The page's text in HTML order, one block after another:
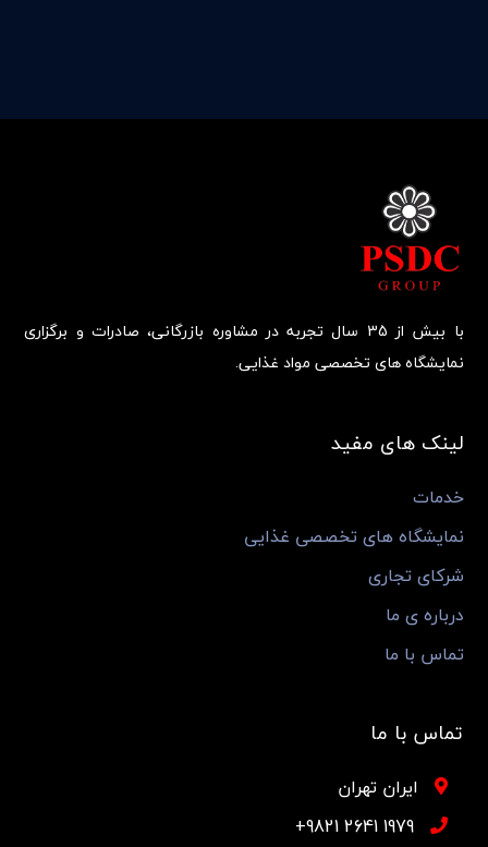
با بیش از 35 سال تجربه در مشاوره بازرگانی، صادرات و برگزاری
نمایشگاه های تخصصی مواد غذایی.
لینک های مفید
خدمات
نمایشگاه های تخصصی غذایی
شرکای تجاری
درباره ی ما
تماس با ما
تماس با ما
ایران تهران
1979 2641 9821+